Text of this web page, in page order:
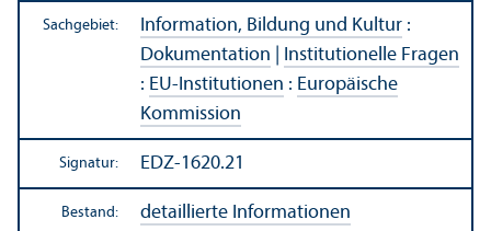
Sachgebiet: Information, Bildung und Kultur :
Dokumentation
Institutionelle Fragen
: EU-Institutionen : Europäische
Kommission
Signatur: EDZ-1620.21
Bestand: detaillierte Informationen